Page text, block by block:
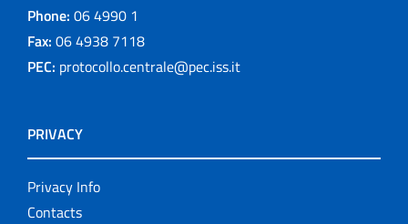
Phone: 06 4990 1
Fax: 06 4938 7118
PEC: protocollo.centrale@pec.iss.it
PRIVACY
Privacy Info
Contacts